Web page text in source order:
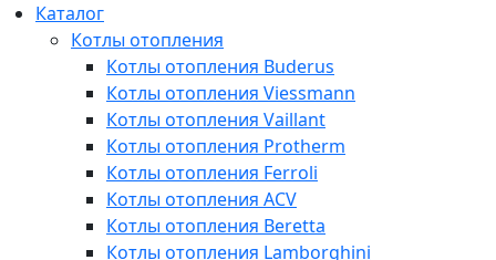
Каталог
Котлы отопления
Котлы отопления Buderus
Котлы отопления Viessmann
Котлы отопления Vaillant
Котлы отопления Protherm
Котлы отопления Ferroli
Котлы отопления ACV
Котлы отопления Beretta
Котлы отопления Lamborghini